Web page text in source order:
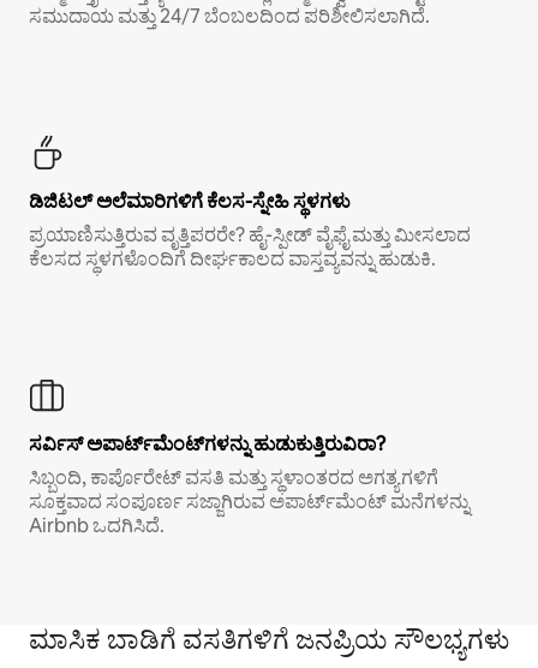
ಸಮುದಾಯ ಮತ್ತು 24/7 ಬೆಂಬಲದಿಂದ ಪರಿಶೀಲಿಸಲಾಗಿದೆ.
ಡಿಜಿಟಲ್ ಅಲೆಮಾರಿಗಳಿಗೆ ಕೆಲಸ-ಸ್ನೇಹಿ ಸ್ಥಳಗಳು
ಪ್ರಯಾಣಿಸುತ್ತಿರುವ ವೃತ್ತಿಪರರೇ? ಹೈ-ಸ್ಪೀಡ್ ವೈಫೈ ಮತ್ತು ಮೀಸಲಾದ
ಕೆಲಸದ ಸ್ಥಳಗಳೊಂದಿಗೆ ದೀರ್ಘಕಾಲದ ವಾಸ್ತವ್ಯವನ್ನು ಹುಡುಕಿ.
ಸರ್ವಿಸ್ ಅಪಾರ್ಟ್‌ಮೆಂಟ್‌ಗಳನ್ನು ಹುಡುಕುತ್ತಿರುವಿರಾ?
ಸಿಬ್ಬಂದಿ, ಕಾರ್ಪೊರೇಟ್ ವಸತಿ ಮತ್ತು ಸ್ಥಳಾಂತರದ ಅಗತ್ಯಗಳಿಗೆ
ಸೂಕ್ತವಾದ ಸಂಪೂರ್ಣ ಸಜ್ಜಾಗಿರುವ ಅಪಾರ್ಟ್‌ಮೆಂಟ್ ಮನೆಗಳನ್ನು
Airbnb ಒದಗಿಸಿದೆ.
ಮಾಸಿಕ ಬಾಡಿಗೆ ವಸತಿಗಳಿಗೆ ಜನಪ್ರಿಯ ಸೌಲಭ್ಯಗಳು